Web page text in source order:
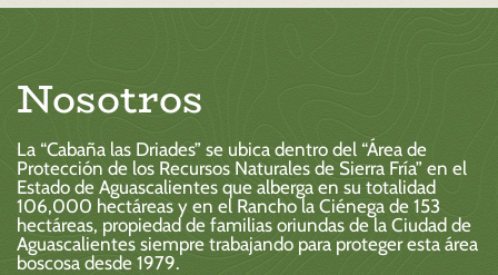
Nosotros
La “Cabaña las Driades” se ubica dentro del “Área de
Protección de los Recursos Naturales de Sierra Fría” en el
Estado de Aguascalientes que alberga en su totalidad
106,000 hectáreas y en el Rancho la Ciénega de 153
hectáreas, propiedad de familias oriundas de la Ciudad de
Aguascalientes siempre trabajando para proteger esta área
boscosa desde 1979.